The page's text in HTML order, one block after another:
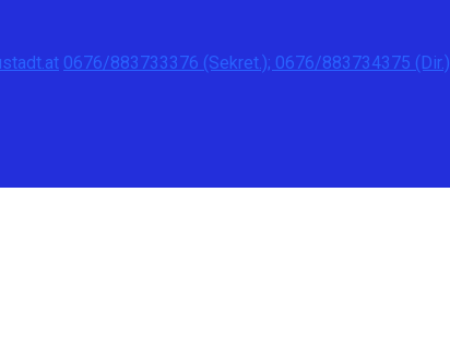
0676/883733376 (Sekret.); 0676/883734375 (Dir.)